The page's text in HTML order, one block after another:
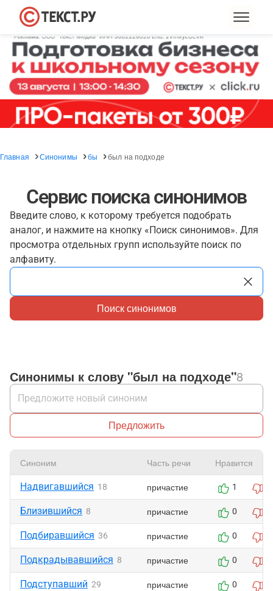
Главная Синонимы бы был на подходе
Сервис поиска синонимов
Введите слово, к которому требуется подобрать
аналог, и нажмите на кнопку «Поиск синонимов». Для
просмотра отдельных групп используйте поиск по
алфавиту.
Поиск синонимов
Синонимы к слову "был на подходе"8
Предложить
Синоним Часть речи Нравится
Надвигавшийся 18 причастие 1
Близившийся 8 причастие 0
Подбиравшийся 36 причастие 0
Подкрадывавшийся 8 причастие 0
Подступавший 29 причастие 0